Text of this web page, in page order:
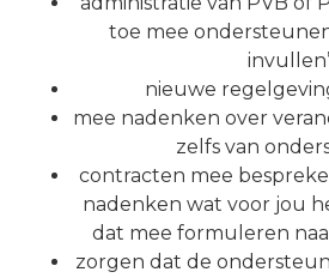
toe mee
nieuwe
mee nadenken over
zelfs van
contracten mee
nadenken wat voor jou
dat mee formuleren
zorgen dat de